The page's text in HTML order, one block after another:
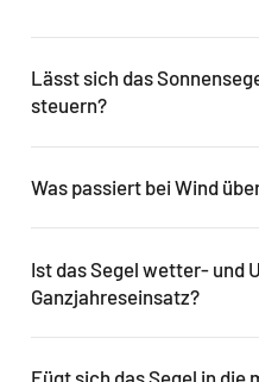
Lässt sich das
steuern?
Was passiert bei Wind
Ist das Segel wetter- und
Ganzjahreseinsatz?